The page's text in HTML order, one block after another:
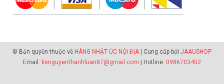
© Bản quyền thuộc về HÀNG NHẬT ÚC NỘI ĐỊA | Cung cấp bởi JAAUSHOP
Email: ksnguyenthanhluan87@gmail.com | Hotline: 0986703402